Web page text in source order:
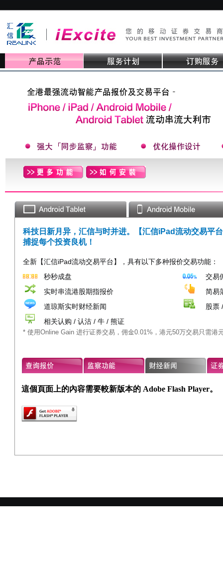
科技日新月异，汇信与时并进。【汇信iPad流动交易平
捕捉每个投资良机！
全新【汇信iPad流动交易平台】，具有以下多种报价交易功能：
秒秒成盘
交易
实时串流港股期指报价
简易
道琼斯实时财经新闻
股票
相关认购 / 认沽 / 牛 / 熊证
* 使用Online Gain 进行证券交易，佣金0.01%，港元50万交易只需港
這個頁面上的內容需要較新版本的 Adobe Flash Player。